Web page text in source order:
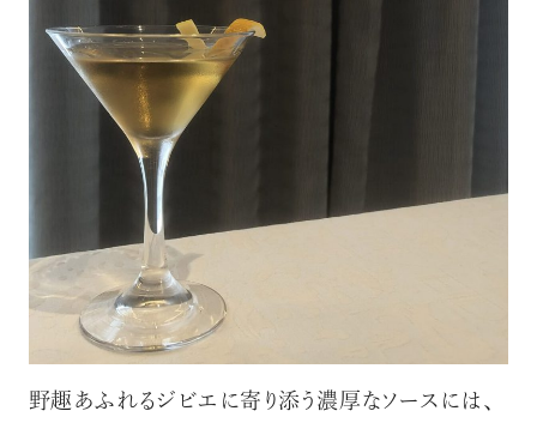
野趣あふれるジビエに寄り添う濃厚なソースには、